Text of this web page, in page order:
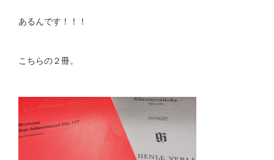
あるんです！！！
こちらの２冊。